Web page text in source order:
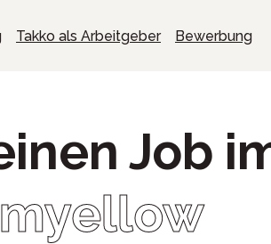
Takko als Arbeitgeber Bewerbung
Job